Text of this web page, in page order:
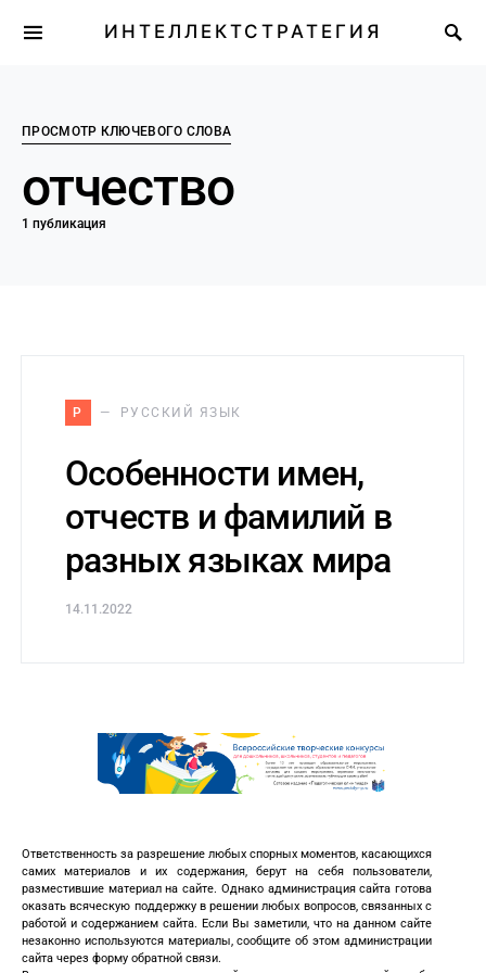
ИНТЕЛЛЕКТСТРАТЕГИЯ
ПРОСМОТР КЛЮЧЕВОГО СЛОВА
отчество
1 публикация
Р РУССКИЙ ЯЗЫК
Особенности имен,
отчеств и фамилий в
разных языках мира
14.11.2022
Ответственность за разрешение любых спорных моментов, касающихся
самих материалов и их содержания, берут на себя пользователи,
разместившие материал на сайте. Однако администрация сайта готова
оказать всяческую поддержку в решении любых вопросов, связанных с
работой и содержанием сайта. Если Вы заметили, что на данном сайте
незаконно используются материалы, сообщите об этом администрации
сайта через форму обратной связи.